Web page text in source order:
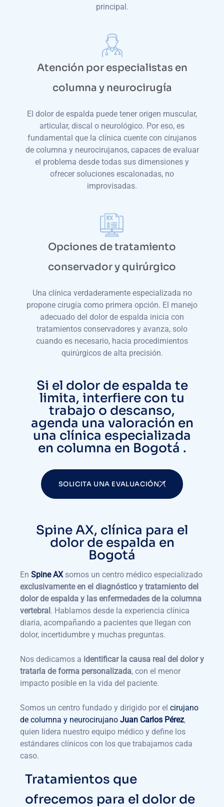
principal.
Atención por especialistas en
columna y neurocirugía
El dolor de espalda puede tener origen muscular,
articular, discal o neurológico. Por eso, es
fundamental que la clínica cuente con cirujanos
de columna y neurocirujanos, capaces de evaluar
el problema desde todas sus dimensiones y
ofrecer soluciones escalonadas, no
improvisadas.
Opciones de tratamiento
conservador y quirúrgico
Una clínica verdaderamente especializada no
propone cirugía como primera opción. El manejo
adecuado del dolor de espalda inicia con
tratamientos conservadores y avanza, solo
cuando es necesario, hacia procedimientos
quirúrgicos de alta precisión.
Si el dolor de espalda te
limita, interfiere con tu
trabajo o descanso,
agenda una valoración en
una clínica especializada
en columna en Bogotá .
SOLICITA UNA EVALUACIÓN
Spine AX, clínica para el
dolor de espalda en
Bogotá
En Spine AX somos un centro médico especializado
exclusivamente en el diagnóstico y tratamiento del
dolor de espalda y las enfermedades de la columna
vertebral. Hablamos desde la experiencia clínica
diaria, acompañando a pacientes que llegan con
dolor, incertidumbre y muchas preguntas.
Nos dedicamos a identificar la causa real del dolor y
tratarla de forma personalizada, con el menor
impacto posible en la vida del paciente.
Somos un centro fundado y dirigido por el cirujano
de columna y neurocirujano Juan Carlos Pérez,
quien lidera nuestro equipo médico y define los
estándares clínicos con los que trabajamos cada
caso.
Tratamientos que
ofrecemos para el dolor de